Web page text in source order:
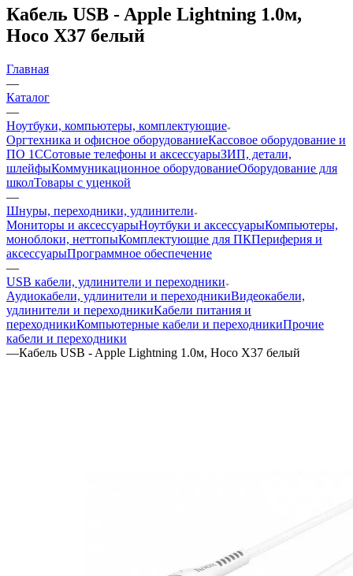
Кабель USB - Apple Lightning 1.0м,
Hoco X37 белый
Главная
—
Каталог
—
Ноутбуки, компьютеры, комплектующие
Оргтехника и офисное оборудованиеКассовое оборудование и
ПО 1ССотовые телефоны и аксессуарыЗИП, детали,
шлейфыКоммуникационное оборудованиеОборудование для
школТовары с уценкой
—
Шнуры, переходники, удлинители
Мониторы и аксессуарыНоутбуки и аксессуарыКомпьютеры,
моноблоки, неттопыКомплектующие для ПКПериферия и
аксессуарыПрограммное обеспечение
—
USB кабели, удлинители и переходники
Аудиокабели, удлинители и переходникиВидеокабели,
удлинители и переходникиКабели питания и
переходникиКомпьютерные кабели и переходникиПрочие
кабели и переходники
—Кабель USB - Apple Lightning 1.0м, Hoco X37 белый